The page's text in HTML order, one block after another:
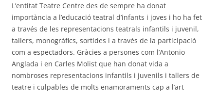
L’entitat Teatre Centre des de sempre ha donat
importància a l’educació teatral d’infants i joves i ho ha fet
a través de les representacions teatrals infantils i juvenil,
tallers, monogràfics, sortides i a través de la participació
com a espectadors. Gràcies a persones com l’Antonio
Anglada i en Carles Molist que han donat vida a
nombroses representacions infantils i juvenils i tallers de
teatre i culpables de molts enamoraments cap a l’art